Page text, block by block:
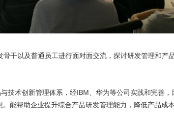
以及普通员工进行面对面交流，探讨研发管理和产
技术创新管理体系，经IBM、华为等公司实践和完善
能帮助企业提升综合产品研发管理能力，降低产品成